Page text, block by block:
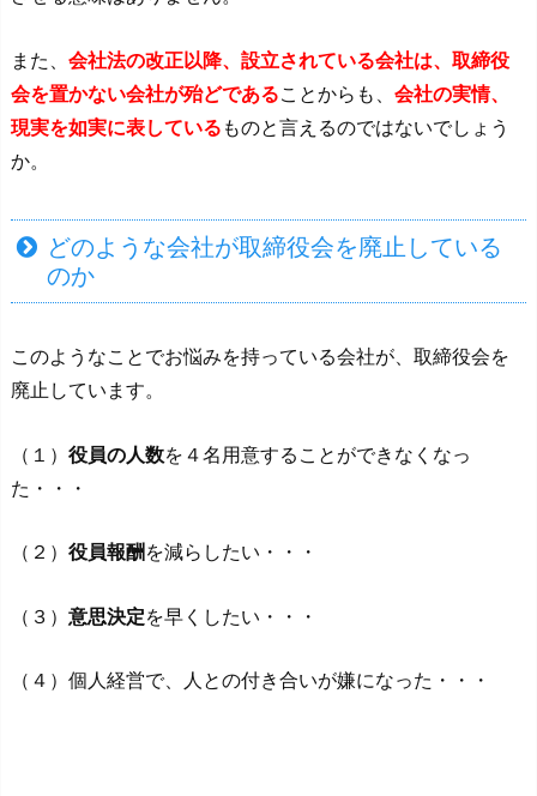
また、 会社法の改正以降、設立されている会社は、取締役
会を置かない会社が殆どであることからも、 会社の実情、
現実を如実に表している ものと言えるのではないでしょう
か。
どのような会社が取締役会を廃止している
のか
このようなことでお悩みを持っている会社が、取締役会を
廃止しています。
（１） 役員の人数を４名用意することができなくなっ
た・・・
（２） 役員報酬 を減らしたい・・・
（３） 意思決定を早くしたい・・・
（４）個人経営で、人との付き合いが嫌になった・・・